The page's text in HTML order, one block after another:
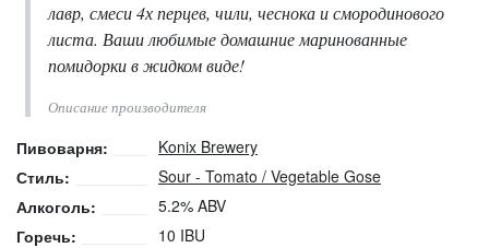
лавр, смеси 4х перцев, чили, чеснока и смородинового
листа. Ваши любимые домашние маринованные
помидорки в жидком виде!
Описание производителя
Пивоварня:
Konix Brewery
Стиль:
Sour - Tomato / Vegetable Gose
Алкоголь:
5.2% ABV
Горечь:
10 IBU